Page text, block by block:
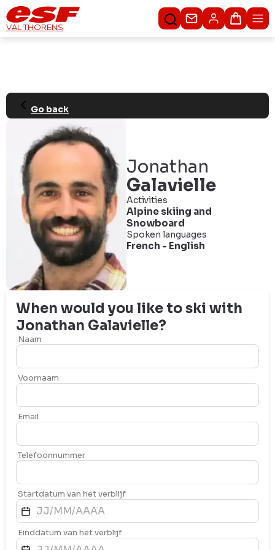
VAL THORENS Contacteer ons
Go back
Jonathan
Galavielle
Activities
Alpine skiing and
Snowboard
Spoken languages
French - English
When would you like to ski with
Jonathan Galavielle?
Naam
Voornaam
Email
Telefoonnummer
Startdatum van het verblijf
Einddatum van het verblijf